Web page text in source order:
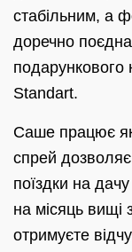
стабільним, а
доречно
Standart.
Саше працює
спрей
поїздки на
на місяць вищі
отримуєте